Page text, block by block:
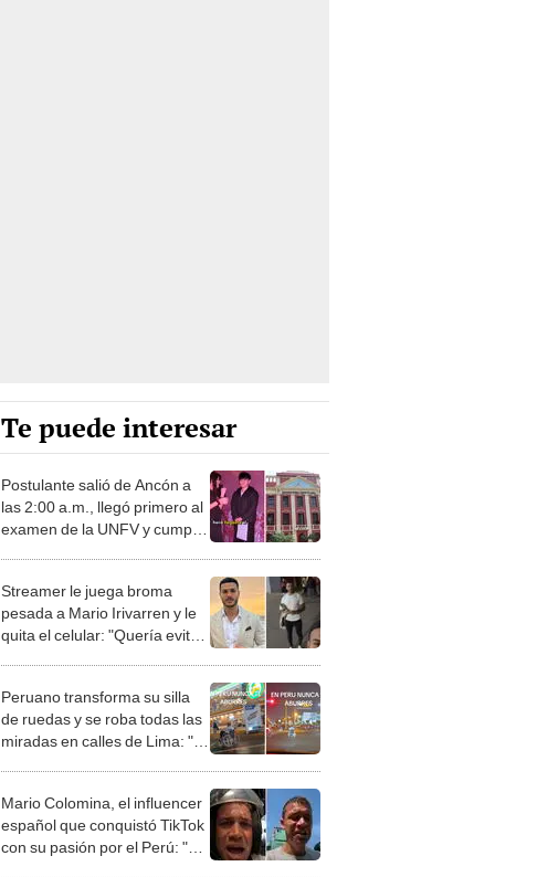
Te puede interesar
Postulante salió de Ancón a
las 2:00 a.m., llegó primero al
examen de la UNFV y cumplió
TikTok
Streamer le juega broma
pesada a Mario Irivarren y le
quita el celular: "Quería evitar
Peruano transforma su silla
de ruedas y se roba todas las
miradas en calles de Lima: "Ni
Mario Colomina, el influencer
español que conquistó TikTok
con su pasión por el Perú: "Mi